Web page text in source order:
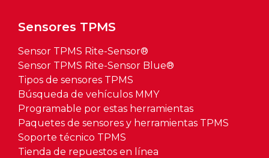
Sensores TPMS
Sensor TPMS Rite-Sensor®
Sensor TPMS Rite-Sensor Blue®
Tipos de sensores TPMS
Búsqueda de vehículos MMY
Programable por estas herramientas
Paquetes de sensores y herramientas TPMS
Soporte técnico TPMS
Tienda de repuestos en línea